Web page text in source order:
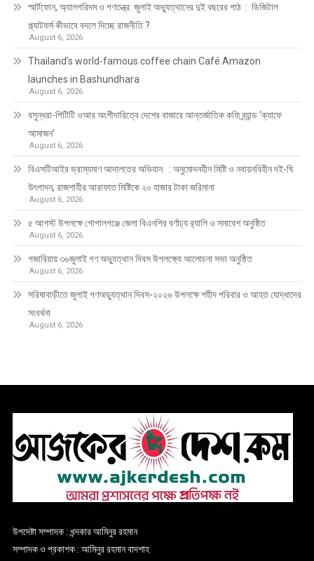
স্মার্টফোন, অ্যালগরিদম ও গণতন্ত্র: জুলাই অভ্যুত্থানের দুই বছরের পাঠ : ডিজিটাল
প্ল্যাটফর্ম কীভাবে বদলে দিচ্ছে রাজনীতি ?
August 6, 2026
Thailand’s world-famous coffee chain Café Amazon
launches in Bashundhara
August 6, 2026
বসুন্ধরা-পিটিটি ওআর অংশীদারিত্বে দেশের বাজারে আন্তর্জাতিক কফি ব্র্যান্ড ‘ক্যাফে
আমাজন’
August 6, 2026
বিএসটিআইর ভ্রাম্যমাণ আদালতের অভিযান : অনুমোদনহীন মিষ্টি ও নবায়নবিহীন দই-ঘি
উৎপাদন, রাজশাহীর আরাফাত মিষ্টিকে ২০ হাজার টাকা জরিমানা
August 6, 2026
৫ আগস্ট উপলক্ষে গোপালগঞ্জে জেলা বিএনপির বর্ণাঢ্য র‍্যালি ও সমাবেশ অনুষ্ঠিত
August 6, 2026
গজারিয়ায় ৩৬জুলাই গণ অভ্যুত্থান দিবস উপলক্ষ্যে আলোচনা সভা অনুষ্ঠিত
August 6, 2026
সরিষাবাড়ীতে জুলাই গণঅভ্যুত্থান দিবস-২০২৬ উপলক্ষে শহীদ পরিবার ও আহত যোদ্ধাদের
সংবর্ধনা
August 6, 2026
উপদেষ্টা সম্পাদক : খন্দকার আমিনুর রহমান
সম্পাদক ও প্রকাশক : আমিনুর রহমান বাদশাহ